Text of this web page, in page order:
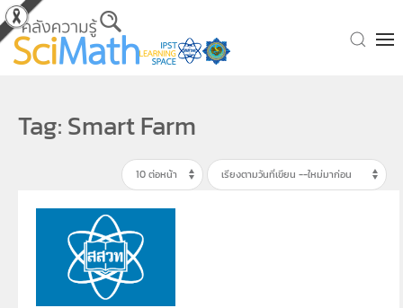
Skip to main content
Tag: Smart Farm